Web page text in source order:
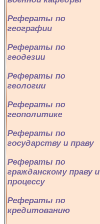
Рефераты по
географии
Рефераты по
геодезии
Рефераты по
геологии
Рефераты по
геополитике
Рефераты по
государству и праву
Рефераты по
гражданскому праву и
процессу
Рефераты по
кредитованию